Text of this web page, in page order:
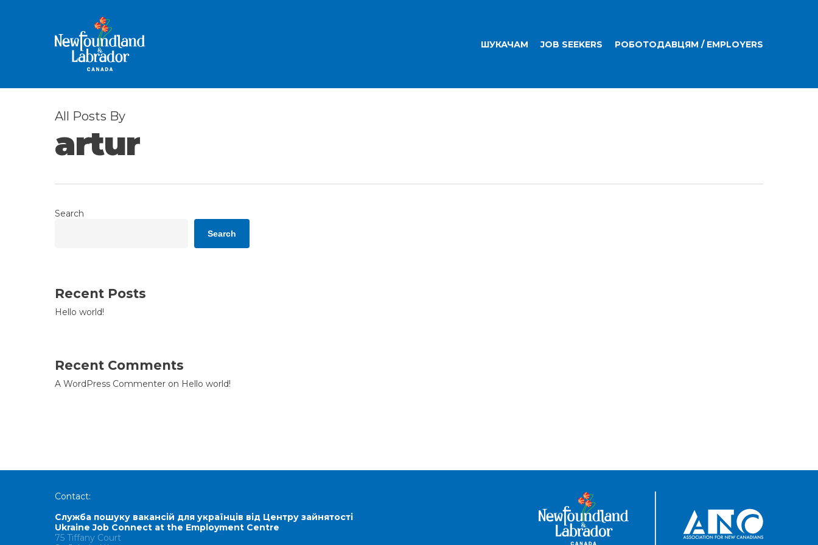
ШУКАЧАМ JOB SEEKERS РОБОТОДАВЦЯМ / EMPLOYERS
All Posts By
artur
Search
Search
Recent Posts
Hello world!
Recent Comments
A WordPress Commenter on Hello world!
Contact:
Служба пошуку вакансій для українців від Центру зайнятості
Ukraine Job Connect at the Employment Centre
75 Tiffany Court